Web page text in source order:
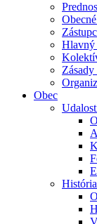
Hlavný
Obec